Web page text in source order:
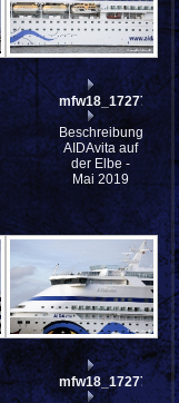
mfw18_172779
Beschreibung:
AIDAvita auf
der Elbe -
Mai 2019
mfw18_172775